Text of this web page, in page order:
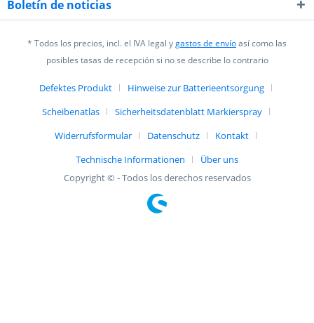
Boletín de noticias
* Todos los precios, incl. el IVA legal ygastos de envíoasí como las
posibles tasas de recepción si no se describe lo contrario
Defektes Produkt
Hinweise zur Batterieentsorgung
Scheibenatlas
Sicherheitsdatenblatt Markierspray
Widerrufsformular
Datenschutz
Kontakt
Technische Informationen
Über uns
Copyright © - Todos los derechos reservados